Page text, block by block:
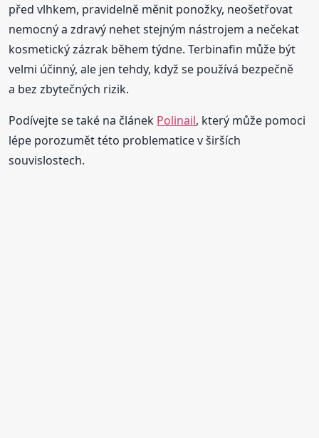
před vlhkem, pravidelně měnit ponožky, neošetřovat
nemocný a zdravý nehet stejným nástrojem a nečekat
kosmetický zázrak během týdne. Terbinafin může být
velmi účinný, ale jen tehdy, když se používá bezpečně
a bez zbytečných rizik.
Podívejte se také na článek Polinail, který může pomoci
lépe porozumět této problematice v širších
souvislostech.